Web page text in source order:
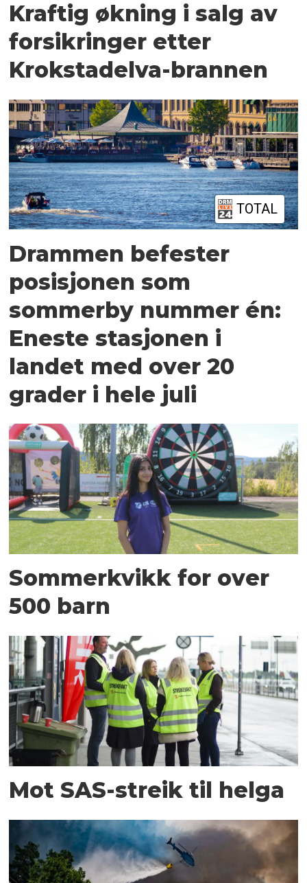
Kraftig økning i salg av
forsikringer etter
Krokstadelva-brannen
TOTAL
Drammen befester
posisjonen som
sommerby nummer én:
Eneste stasjonen i
landet med over 20
grader i hele juli
Sommerkvikk for over
500 barn
Mot SAS-streik til helga